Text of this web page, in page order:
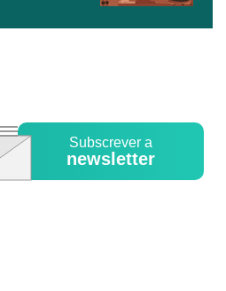
Subscrever a
newsletter